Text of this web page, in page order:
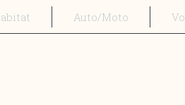
Auto/Moto